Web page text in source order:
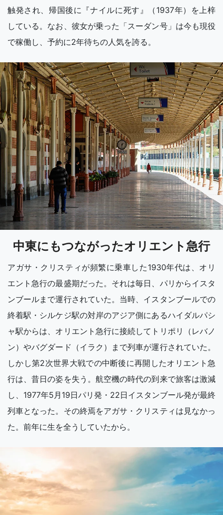
触発され、帰国後に『ナイルに死す』（1937年）を上梓
している。なお、彼女が乗った「スーダン号」は今も現役
で稼働し、予約に2年待ちの人気を誇る。
中東にもつながったオリエント急行
アガサ・クリスティが頻繁に乗車した1930年代は、オリ
エント急行の最盛期だった。それは毎日、パリからイスタ
ンブールまで運行されていた。当時、イスタンブールでの
終着駅・シルケジ駅の対岸のアジア側にあるハイダルパシ
ャ駅からは、オリエント急行に接続してトリポリ（レバノ
ン）やバグダード（イラク）まで列車が運行されていた。
しかし第2次世界大戦での中断後に再開したオリエント急
行は、昔日の姿を失う。航空機の時代の到来で旅客は激減
し、1977年5月19日パリ発・22日イスタンブール発が最終
列車となった。その終焉をアガサ・クリスティは見なかっ
た。前年に生を全うしていたから。